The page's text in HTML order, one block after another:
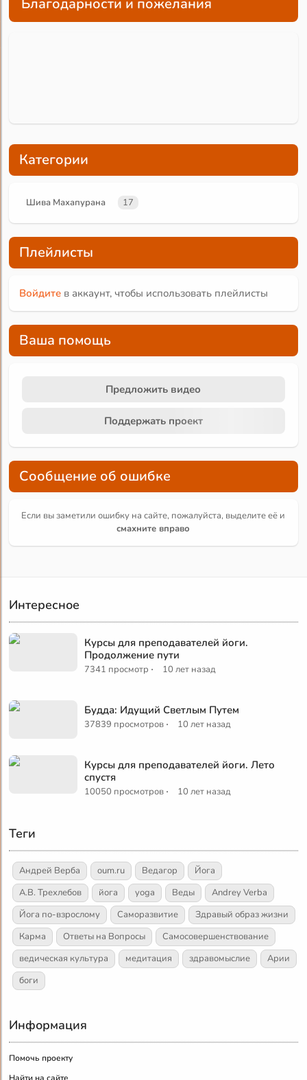
Категории
Шива Махапурана 17
Плейлисты
Войдите в аккаунт, чтобы использовать плейлисты
Ваша помощь
Предложить видео
Поддержать проект
Сообщение об ошибке
Если вы заметили ошибку на сайте, пожалуйста, выделите её и
смахните вправо
Интересное
Курсы для преподавателей йоги.
Продолжение пути
7341 просмотр · 10 лет назад
Будда: Идущий Светлым Путем
37839 просмотров · 10 лет назад
Курсы для преподавателей йоги. Лето
спустя
10050 просмотров · 10 лет назад
Теги
Андрей Верба oum.ru Ведагор
Йога
А.В. Трехлебов
йога yoga Веды
Andrey Verba
Йога по-взрослому
Саморазвитие
Здравый образ жизни
Карма
Ответы на Вопросы
Самосовершенствование
ведическая культура
медитация здравомыслие
Арии
боги
Информация
Помочь проекту
Найти на сайте